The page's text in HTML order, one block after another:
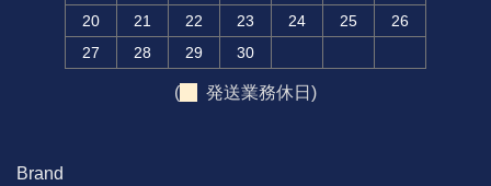
20
21 22 23 24 25
26
27
28 29 30
( 発送業務休日)
Brand